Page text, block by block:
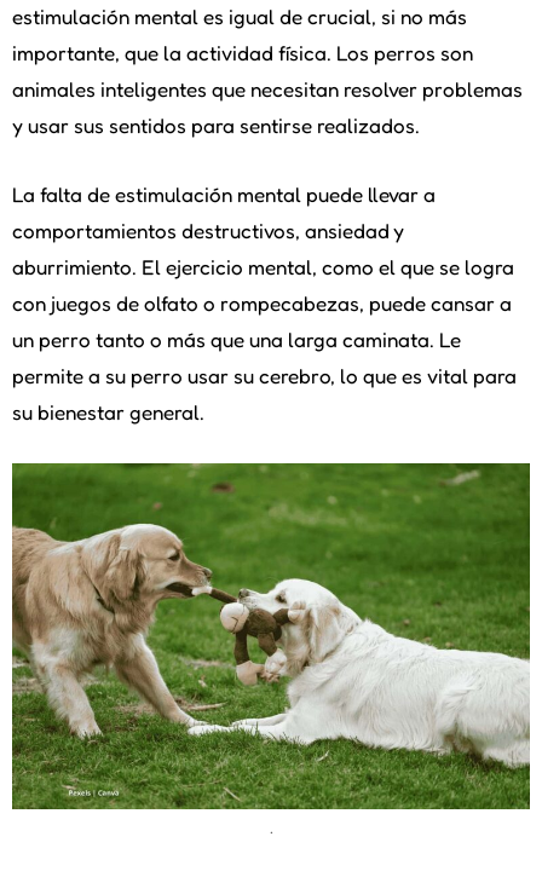
estimulación mental es igual de crucial, si no más
importante, que la actividad física. Los perros son
animales inteligentes que necesitan resolver problemas
y usar sus sentidos para sentirse realizados.
La falta de estimulación mental puede llevar a
comportamientos destructivos, ansiedad y
aburrimiento. El ejercicio mental, como el que se logra
con juegos de olfato o rompecabezas, puede cansar a
un perro tanto o más que una larga caminata. Le
permite a su perro usar su cerebro, lo que es vital para
su bienestar general.
.